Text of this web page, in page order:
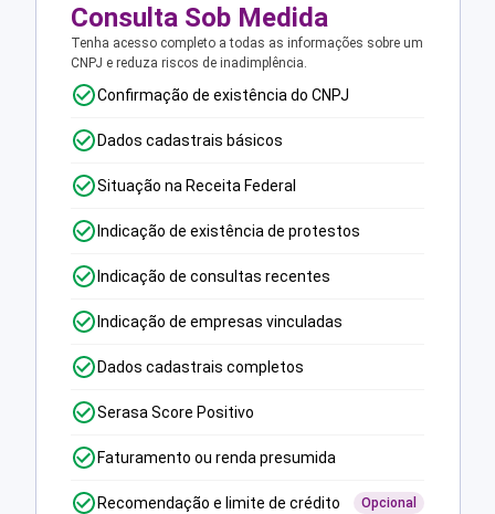
Consulta Sob Medida
Tenha acesso completo a todas as informações sobre um
CNPJ e reduza riscos de inadimplência.
Confirmação de existência do CNPJ
Dados cadastrais básicos
Situação na Receita Federal
Indicação de existência de protestos
Indicação de consultas recentes
Indicação de empresas vinculadas
Dados cadastrais completos
Serasa Score Positivo
Faturamento ou renda presumida
Recomendação e limite de crédito Opcional